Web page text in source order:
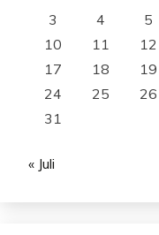
3
4 5
10
11 12
17
18 19
24
25 26
31
« Juli